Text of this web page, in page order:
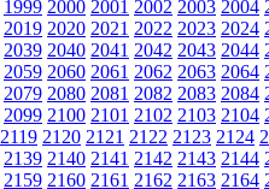
1999 2000 2001 2002 2003 2004
2019 2020 2021 2022 2023 2024
2039 2040 2041 2042 2043 2044
2059 2060 2061 2062 2063 2064
2079 2080 2081 2082 2083 2084
2099 2100 2101 2102 2103 2104
2119 2120 2121 2122 2123 2124
2139 2140 2141 2142 2143 2144
2159 2160 2161 2162 2163 2164